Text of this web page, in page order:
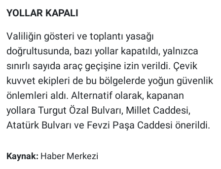
YOLLAR KAPALI
Valiliğin gösteri ve toplantı yasağı
doğrultusunda, bazı yollar kapatıldı, yalnızca
sınırlı sayıda araç geçişine izin verildi. Çevik
kuvvet ekipleri de bu bölgelerde yoğun güvenlik
önlemleri aldı. Alternatif olarak, kapanan
yollara Turgut Özal Bulvarı, Millet Caddesi,
Atatürk Bulvarı ve Fevzi Paşa Caddesi önerildi.
Kaynak: Haber Merkezi
Spor
Teknoloji
Türkiye'nin Geleceği
Türkiye'nin Gündemi
Yerel Gündem